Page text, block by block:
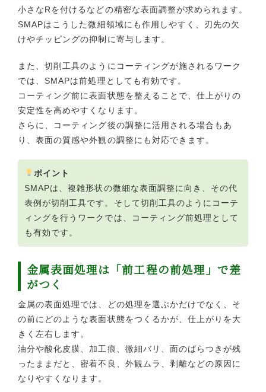
小さなRを付けるなどの精密な表面調整が求められます。
SMAPはこうした微細領域にも作用しやすく、刃先の欠
けやチッピングの抑制に寄与します。
また、切削工具のようにコーティングが施されるワーク
では、SMAPは前処理としても有効です。
コーティング前に表面状態を整えることで、仕上がりの
安定性を高めやすくなります。
さらに、コーティング後の調整に活用される場合もあ
り、表面の質感や外観の調整にも対応できます。
ポイント
SMAPは、複雑形状の微細な表面調整に向き、その代
表例が切削工具です。そして切削工具のようにコーテ
ィングを行うワークでは、コーティング前処理として
も有効です。
金属表面処理は「前工程の前処理」で差
がつく
金属の表面処理では、どの処理を選ぶかだけでなく、そ
の前にどのような表面状態をつくるかが、仕上がりを大
きく左右します。
油分や酸化皮膜、加工痕、微細バリ、面のばらつきが残
ったままだと、密着不良、外観ムラ、剥離などの原因に
なりやすくなります。